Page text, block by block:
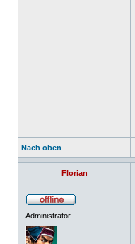
Nach oben
Florian
Administrator